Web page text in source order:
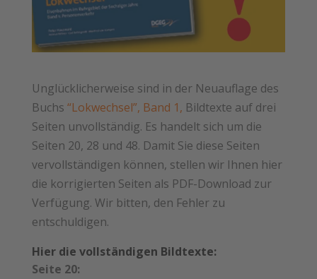
Unglücklicherweise sind in der Neuauflage des
Buchs “Lokwechsel”, Band 1, Bildtexte auf drei
Seiten unvollständig. Es handelt sich um die
Seiten 20, 28 und 48. Damit Sie diese Seiten
vervollständigen können, stellen wir Ihnen hier
die korrigierten Seiten als PDF-Download zur
Verfügung. Wir bitten, den Fehler zu
entschuldigen.
Hier die vollständigen Bildtexte:
Seite 20: